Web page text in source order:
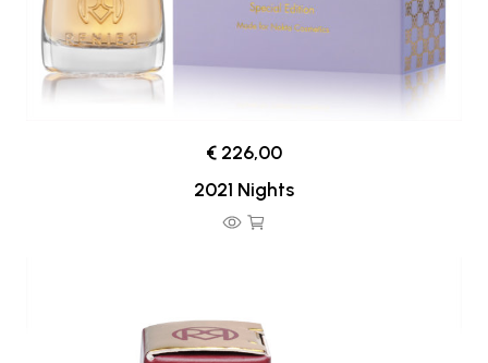
€ 226,00
2021 Nights